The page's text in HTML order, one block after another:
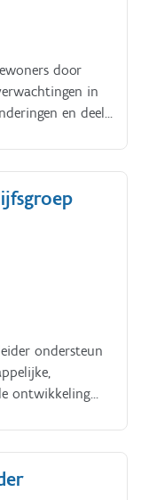
door
in
en deelt
over de
signaleren
ondersteun
ontwikkeling
ben je een
en ga je